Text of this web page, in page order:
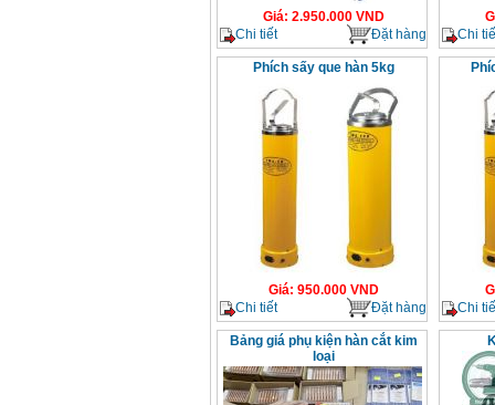
Giá: 2.950.000VND
Chi tiết
Đặt hàng
Chi
Phích sấy que hàn 5kg
Giá: 950.000VND
Chi tiết
Đặt hàng
Chi
Bảng giá phụ kiện hàn cắt kim
loại